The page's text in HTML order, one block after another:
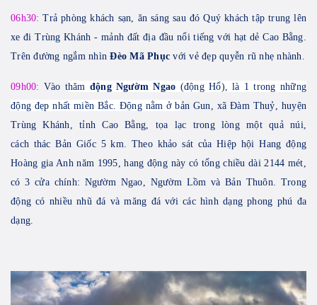
06h30: Trả phòng khách sạn, ăn sáng sau đó Quý khách tập trung lên
xe đi Trùng Khánh - mảnh đất địa đầu nổi tiếng với hạt dẻ Cao Bằng.
Trên đường ngắm nhìnĐèo Mã Phục với vẻ đẹp quyễn rũ nhẹ nhành.
09h00: Vào thăm động Ngườm Ngao (động Hổ), là 1 trong những
động đẹp nhất miền Bắc. Động nằm ở bản Gun, xã Đàm Thuỷ, huyện
Trùng Khánh, tỉnh Cao Bằng, tọa lạc trong lòng một quả núi,
cách thác Bản Giốc 5 km. Theo khảo sát của Hiệp hội Hang động
Hoàng gia Anh năm 1995, hang động này có tổng chiều dài 2144 mét,
có 3 cửa chính: Ngườm Ngao, Ngườm Lồm và Bản Thuôn. Trong
động có nhiềunhũđá và măng đá với các hình dạng phong phú đa
dạng.